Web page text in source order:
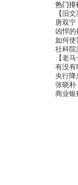
热门排
【旧
唐双
凶悍
如何使
社科院
【老
有没有
央行降
张晓朴
商业银